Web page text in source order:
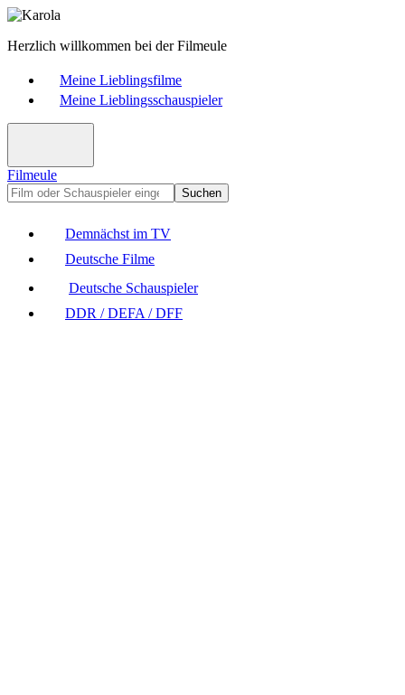
Herzlich willkommen bei der Filmeule
Meine Lieblingsfilme
Meine Lieblingsschauspieler
Filmeule
Suchen
Demnächst im TV
Deutsche Filme
Deutsche Schauspieler
DDR / DEFA / DFF